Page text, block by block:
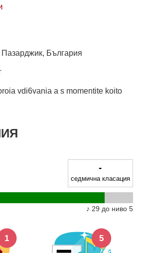
България
vdi6vania a s momentite koito
-
седмична класация
♪ 29 до ниво 5